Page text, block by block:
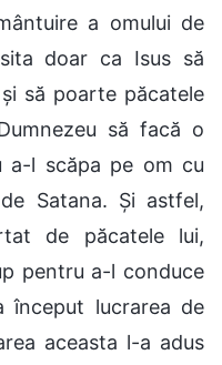
a omului de
doar ca Isus să
să poarte păcatele
să facă o
a-l scăpa pe om cu
Satana. Și astfel,
de păcatele lui,
pentru a-l conduce
lucrarea de
aceasta l-a adus